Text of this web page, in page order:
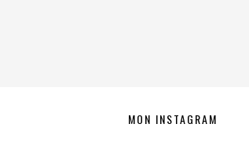
MON INSTAGRAM